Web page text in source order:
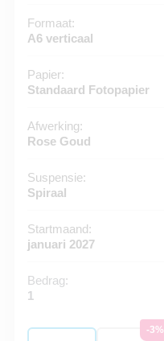
Formaat:
A6 verticaal
Papier:
Standaard Fotopapier
Afwerking:
Rose Goud
Suspensie:
Spiraal
Startmaand:
januari 2027
Bedrag:
1
-3%